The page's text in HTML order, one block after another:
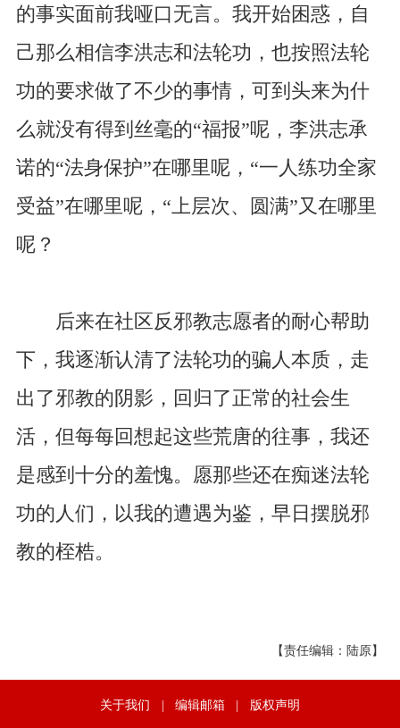
的事实面前我哑口无言。我开始困惑，自
己那么相信李洪志和法轮功，也按照法轮
功的要求做了不少的事情，可到头来为什
么就没有得到丝毫的“福报”呢，李洪志承
诺的“法身保护”在哪里呢，“一人练功全家
受益”在哪里呢，“上层次、圆满”又在哪里
呢？
后来在社区反邪教志愿者的耐心帮助
下，我逐渐认清了法轮功的骗人本质，走
出了邪教的阴影，回归了正常的社会生
活，但每每回想起这些荒唐的往事，我还
是感到十分的羞愧。愿那些还在痴迷法轮
功的人们，以我的遭遇为鉴，早日摆脱邪
教的桎梏。
【责任编辑：陆原】
关于我们 | 编辑邮箱 | 版权声明